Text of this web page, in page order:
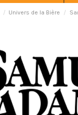
Univers de la Bière